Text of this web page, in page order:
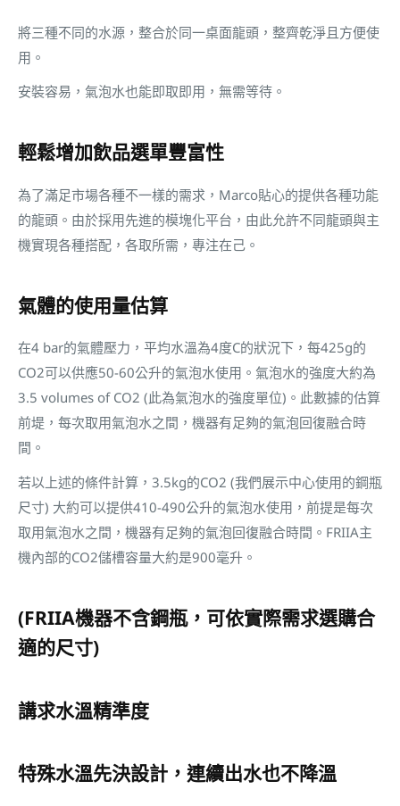
將三種不同的水源，整合於同一桌面龍頭，整齊乾淨且方便使
用。
安裝容易，氣泡水也能即取即用，無需等待。
輕鬆增加飲品選單豐富性
為了滿足市場各種不一樣的需求，Marco貼心的提供各種功能
的龍頭。由於採用先進的模塊化平台，由此允許不同龍頭與主
機實現各種搭配，各取所需，專注在己。
氣體的使用量估算
在4 bar的氣體壓力，平均水溫為4度C的狀況下，每425g的
CO2可以供應50-60公升的氣泡水使用。氣泡水的強度大約為
3.5 volumes of CO2 (此為氣泡水的強度單位)。此數據的估算
前堤，每次取用氣泡水之間，機器有足夠的氣泡回復融合時
間。
若以上述的條件計算，3.5kg的CO2 (我們展示中心使用的鋼瓶
尺寸) 大約可以提供410-490公升的氣泡水使用，前提是每次
取用氣泡水之間，機器有足夠的氣泡回復融合時間。FRIIA主
機內部的CO2儲槽容量大約是900毫升。
(FRIIA機器不含鋼瓶，可依實際需求選購合
適的尺寸)
講求水溫精準度
特殊水溫先決設計，連續出水也不降溫